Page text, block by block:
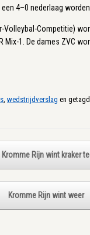
4–0 nederlaag
Volleybal-Competitie)
Mix-1. De dames ZVC
wedstrijdverslag en
Kromme Rijn wint kraker
Kromme Rijn wint weer